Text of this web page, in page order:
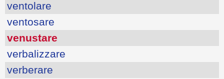
ventolare
ventosare
venustare
verbalizzare
verberare